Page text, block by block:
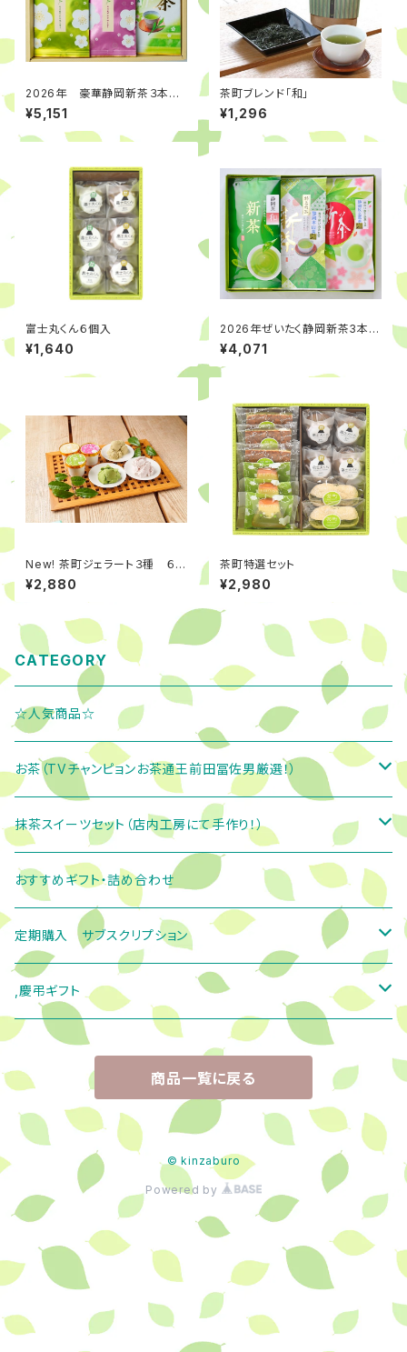
2026年 豪華静岡新茶３本ギ
フトセット 新鮮で甘い味上級ラ
ンクの高級品
¥5,151
茶町ブレンド「和」
¥1,296
富士丸くん６個入
¥1,640
2026年ぜいたく静岡新茶3本ギ
フトセット
¥4,071
New! 茶町ジェラート３種 ６個
入
¥2,880
茶町特選セット
¥2,980
CATEGORY
☆人気商品☆
お茶（TVチャンピョンお茶通王前田冨佐男厳選！）
緑茶
茶町ブレンドシリーズ
やすらぎの雫
お茶ギフト
１０００円前後
２０００円代
３０００円代
５０００円代
４０００円代
5000円以上
ティーバッグ
天然香茶
プレミアム・フレッシュ・ティーバッグ
ドライフルーツティー（ティーバッグ）
フレーバー（ティーバッグ）
ドライフルーツティー
ノンカフェイン
釜炒り茶 ティーバッグ
釜炒り茶（リーフ）
和紅茶
からだに美味しい健康茶（ティーバッグ）
抹茶スイーツセット（店内工房にて手作り！）
茶町あんくるセット
富士丸くんセット
富士山パウンドセット
焼き菓子バラエティーセット
お茶とお菓子のセット
茶っふるセット
チャイシロップ
抹茶ティラミス
抹茶生チョコレート
おすすめギフト・詰め合わせ
定期購入 サブスクリプション
茶町ブレンド和 ３本
,慶弔ギフト
弔事ギフト
商品一覧に戻る
© kinzaburo
Powered by